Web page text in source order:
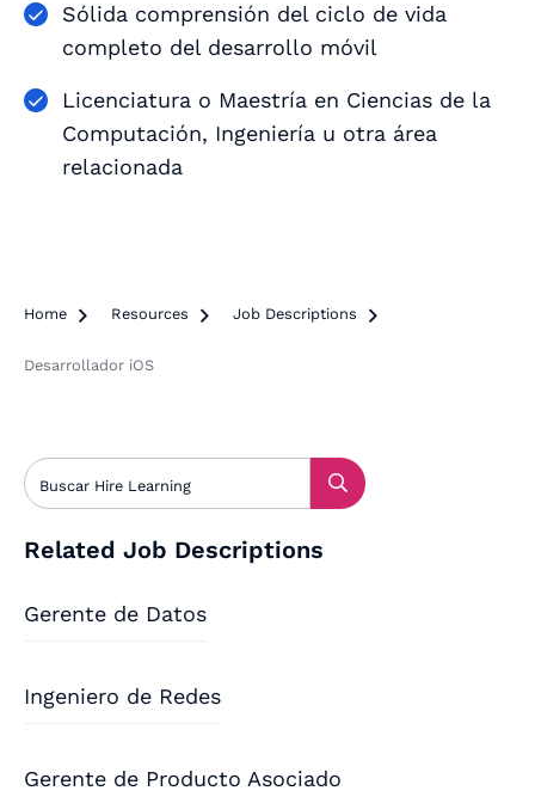
Sólida comprensión del ciclo de vida
completo del desarrollo móvil
Licenciatura o Maestría en Ciencias de la
Computación, Ingeniería u otra área
relacionada
Home  Resources  Job Descriptions 
Desarrollador iOS
Related Job Descriptions
Gerente de Datos
Ingeniero de Redes
Gerente de Producto Asociado